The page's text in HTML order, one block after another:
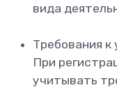
вида
Требования
При
учитывать